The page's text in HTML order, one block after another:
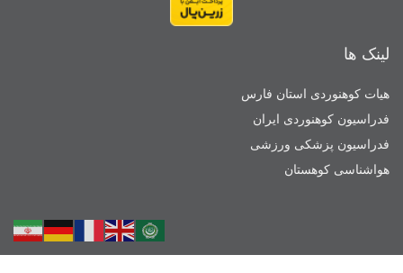
لینک ها
هیات کوهنوردی استان فارس
فدراسیون کوهنوردی ایران
فدراسیون پزشکی ورزشی
هواشناسی کوهستان